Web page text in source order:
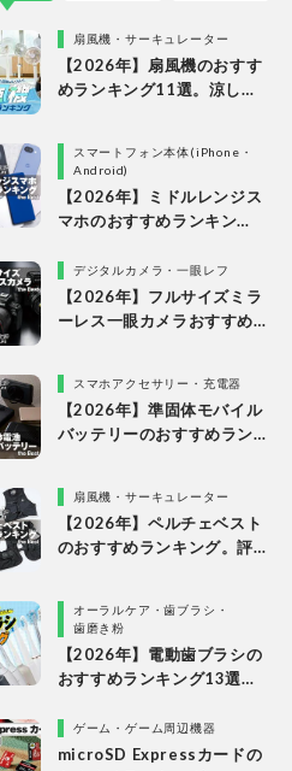
扇風機・サーキュレーター
【2026年】扇風機のおすす
めランキング11選。涼しい
スマートフォン本体(iPhone・
Android)
【2026年】ミドルレンジス
マホのおすすめランキン
を比較
デジタルカメラ・一眼レフ
【2026年】フルサイズミラ
ーレス一眼カメラおすすめ
スマホアクセサリー・充電器
【2026年】準固体モバイル
バッテリーのおすすめラン
扇風機・サーキュレーター
【2026年】ペルチェベスト
のおすすめランキング。評
オーラルケア・歯ブラシ・
歯磨き粉
【2026年】電動歯ブラシの
おすすめランキング13選。
検証
ゲーム・ゲーム周辺機器
microSD Expressカードの